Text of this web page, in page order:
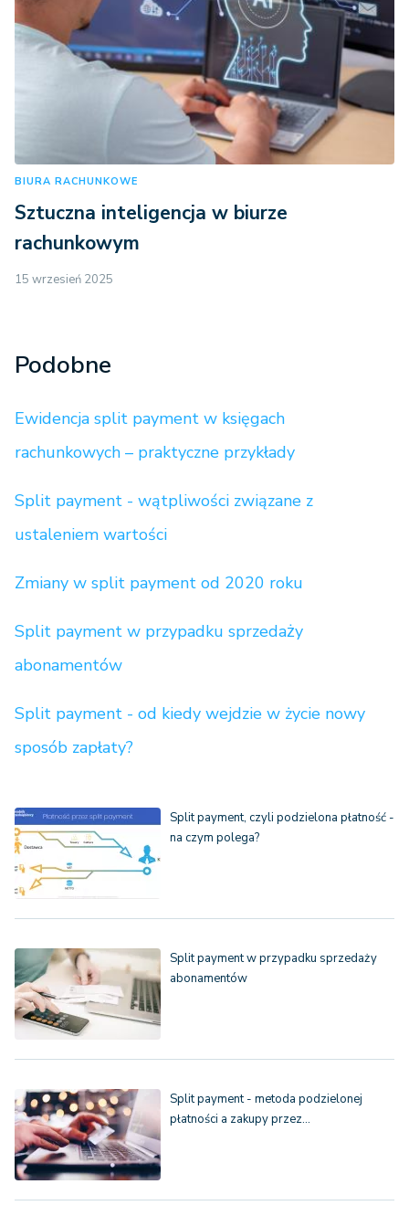
BIURA RACHUNKOWE
Sztuczna inteligencja w biurze
rachunkowym
15 wrzesień 2025
Podobne
Ewidencja split payment w księgach
rachunkowych – praktyczne przykłady
Split payment - wątpliwości związane z
ustaleniem wartości
Zmiany w split payment od 2020 roku
Split payment w przypadku sprzedaży
abonamentów
Split payment - od kiedy wejdzie w życie nowy
sposób zapłaty?
Split payment, czyli podzielona płatność -
na czym polega?
Split payment w przypadku sprzedaży
abonamentów
Split payment - metoda podzielonej
płatności a zakupy przez…